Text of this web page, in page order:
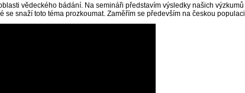
vědeckého bádání. Na semináři představím výsledky našich výzkumů
snaží toto téma prozkoumat. Zaměřím se především na českou populaci.